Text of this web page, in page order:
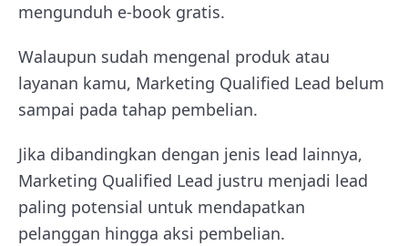
mengunduh e-book gratis.
Walaupun sudah mengenal produk atau
layanan kamu, Marketing Qualified Lead belum
sampai pada tahap pembelian.
Jika dibandingkan dengan jenis lead lainnya,
Marketing Qualified Lead justru menjadi lead
paling potensial untuk mendapatkan
pelanggan hingga aksi pembelian.